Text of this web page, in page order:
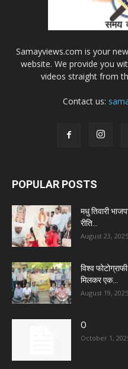
Samayviews.com is your
website. We provide you
videos straight from
Contact us:
POPULAR POSTS
मधु तिवारी
रीति...
August 23, 2025
विश्व
मिलकर एक...
August 19, 2025
O
October 1,